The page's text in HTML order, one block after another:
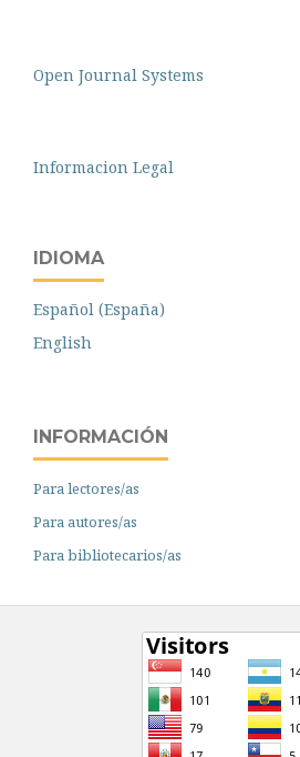
Open Journal Systems
Informacion Legal
IDIOMA
Español (España)
English
INFORMACIÓN
Para lectores/as
Para autores/as
Para bibliotecarios/as